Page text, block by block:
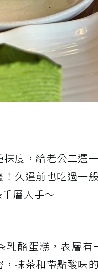
度，給老公二選
久違前也吃過一
層入手～
乳酪蛋糕，表層
抹茶和帶點酸味